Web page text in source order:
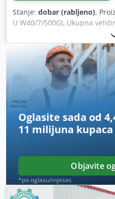
Stanje: dobar (rabljeno),
U W40/7/500GL Ukupna
Širina ploče: 500 mm Broj
Credpshwta Ejfx Ahbof
Oglasite sada od
11 milijuna kupaca
Objavite
*po oglasu/mjesec